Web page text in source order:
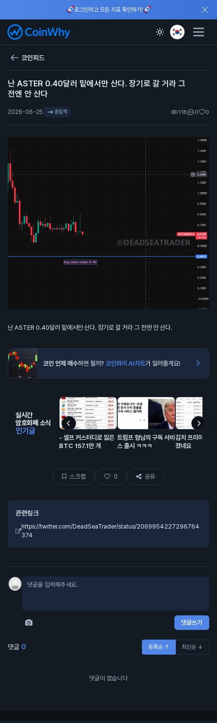
로그인하고 모든 지표 확인하기!
코인피드
난 ASTER 0.40달러 밑에서만 산다. 장기로 갈 거라 그
전엔 안 산다
2026-06-25 중립적 118 0 0
난 ASTER 0.40달러 밑에서만 산다. 장기로 갈 거라 그 전엔 안 산다.
코인 언제 매수하면 될까? 코인와이 AI차트가 알려줄게요!
실시간
암호화폐 소식
인기글
- 셀프 커스터디로 잃은
BTC 157.1만 개
트럼프 형님의 구독 서비
스 출시 ㅋㅋㅋ
김치 프리미엄
졌네요
스크랩 0 공유
관련링크
https://twitter.com/DeadSeaTrader/status/2069954227296764
374
댓글쓰기
댓글 0 등록순 ↑ 최신순 ↓
댓글이 없습니다